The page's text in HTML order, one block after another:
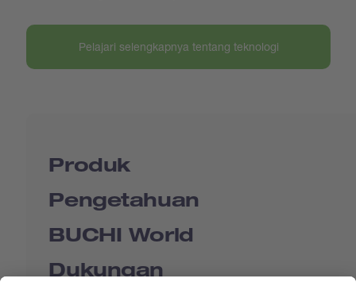
Pelajari selengkapnya tentang teknologi
Produk
Pengetahuan
BUCHI World
Dukungan